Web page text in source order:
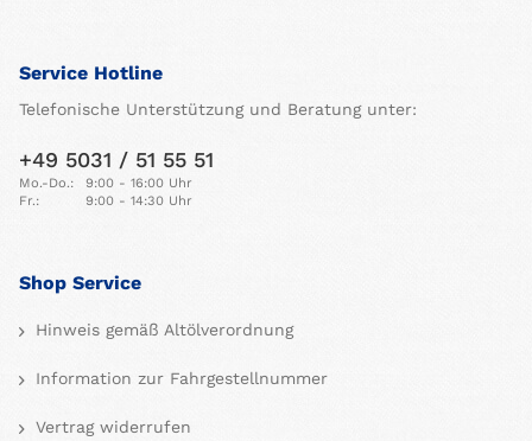
Service Hotline
Telefonische Unterstützung und Beratung unter:
+49 5031 / 51 55 51
Mo.-Do.:
9:00 - 16:00 Uhr
Fr.:
9:00 - 14:30 Uhr
Shop Service
Hinweis gemäß Altölverordnung
Information zur Fahrgestellnummer
Vertrag widerrufen